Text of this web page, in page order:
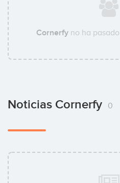
Cornerfyno ha
Noticias Cornerfy 0